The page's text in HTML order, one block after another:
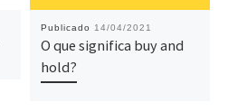
Publicado 14/04/2021
O que significa buy and
hold?